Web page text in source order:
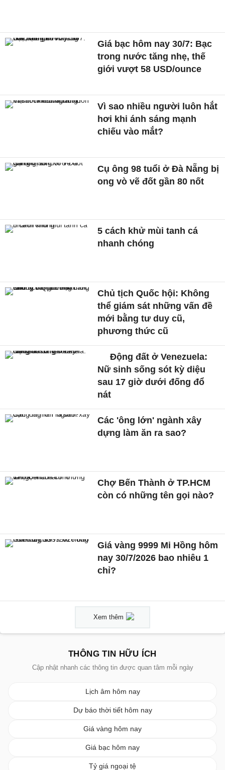
Giá bạc hôm nay 30/7: Bạc
trong nước tăng nhẹ, thế
giới vượt 58 USD/ounce
Vì sao nhiều người luôn hắt
hơi khi ánh sáng mạnh
chiếu vào mắt?
Cụ ông 98 tuổi ở Đà Nẵng bị
ong vò vẽ đốt gần 80 nốt
5 cách khử mùi tanh cá
nhanh chóng
Chủ tịch Quốc hội: Không
thể giám sát những vấn đề
mới bằng tư duy cũ,
phương thức cũ
Động đất ở Venezuela:
Nữ sinh sống sót kỳ diệu
sau 17 giờ dưới đống đổ
nát
Các 'ông lớn' ngành xây
dựng làm ăn ra sao?
Chợ Bến Thành ở TP.HCM
còn có những tên gọi nào?
Giá vàng 9999 Mi Hồng hôm
nay 30/7/2026 bao nhiêu 1
chỉ?
Xem thêm
THÔNG TIN HỮU ÍCH
Cập nhật nhanh các thông tin được quan tâm mỗi ngày
Lịch âm hôm nay
Dự báo thời tiết hôm nay
Giá vàng hôm nay
Giá bạc hôm nay
Tỷ giá ngoại tệ